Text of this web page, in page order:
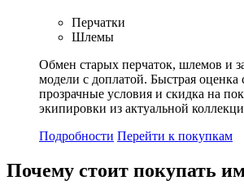
Перчатки
Шлемы
Обмен старых перчаток, шлемов и
модели с доплатой. Быстрая оценка
прозрачные условия и скидка на
экипировки из актуальной
Подробности Перейти к покупкам
Почему стоит покупать